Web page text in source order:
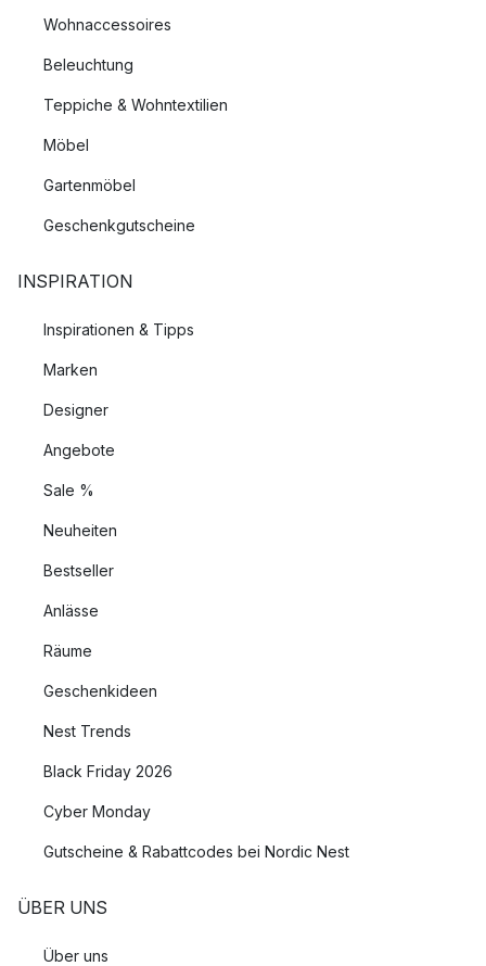
Wohnaccessoires
Beleuchtung
Teppiche & Wohntextilien
Möbel
Gartenmöbel
Geschenkgutscheine
INSPIRATION
Inspirationen & Tipps
Marken
Designer
Angebote
Sale %
Neuheiten
Bestseller
Anlässe
Räume
Geschenkideen
Nest Trends
Black Friday 2026
Cyber Monday
Gutscheine & Rabattcodes bei Nordic Nest
ÜBER UNS
Über uns